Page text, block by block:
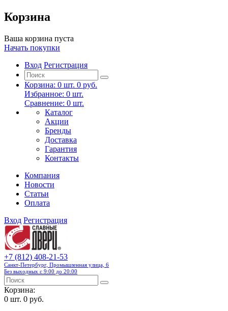
Корзина
Ваша корзина пуста
Начать покупки
Вход Регистрация
Корзина: 0 шт. 0 руб.
Избранное: 0 шт.
Сравнение: 0 шт.
Каталог
Акции
Бренды
Доставка
Гарантия
Контакты
Компания
Новости
Статьи
Оплата
Вход Регистрация
+7 (812) 408-21-53
Санкт-Петербург, Промышленная улица, 6
Без выходных с 9:00 до 20:00
Корзина:
0 шт. 0 руб.